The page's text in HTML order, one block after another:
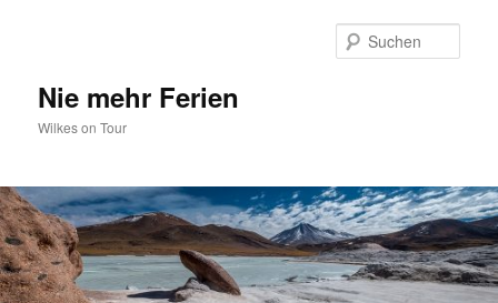
Nie mehr Ferien
Wilkes on Tour